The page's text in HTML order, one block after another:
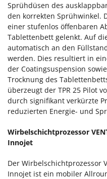
Sprühdüsen des
den korrekten Sprühwinkel.
einer stufenlos öffenbaren
Tablettenbett gelenkt. Auf
automatisch an den
werden. Dies resultiert in
der Coatingsuspension
Trocknung des
überzeugt der TPR 25 Pilot
durch signifikant verkürzte
reduzierten Energie- und
Wirbelschichtprozessor
Innojet
Der Wirbelschichtprozessor
Innojet ist ein mobiler